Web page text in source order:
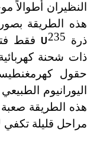
النظيران أطوالاً
هذه الطريقة
ذرة 235
U فقط
ذات شحنة
حقول
اليورانيوم الطبيعي
هذه الطريقة صعبة
مراحل قليلة تكفي